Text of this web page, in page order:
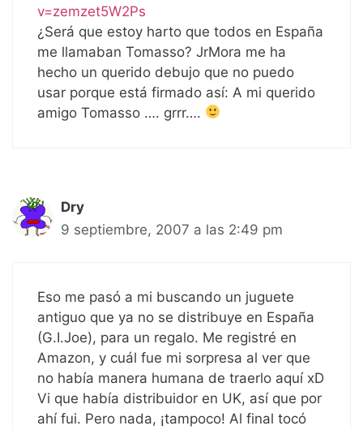
v=zemzet5W2Ps
¿Será que estoy harto que todos en España
me llamaban Tomasso? JrMora me ha
hecho un querido debujo que no puedo
usar porque está firmado así: A mi querido
amigo Tomasso …. grrr….
Dry
9 septiembre, 2007 a las 2:49 pm
Eso me pasó a mi buscando un juguete
antiguo que ya no se distribuye en España
(G.I.Joe), para un regalo. Me registré en
Amazon, y cuál fue mi sorpresa al ver que
no había manera humana de traerlo aquí xD
Vi que había distribuidor en UK, así que por
ahí fui. Pero nada, ¡tampoco! Al final tocó